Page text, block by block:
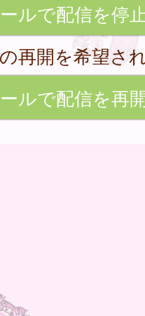
ルで配信を停
再開を希望さ
ルで配信を再